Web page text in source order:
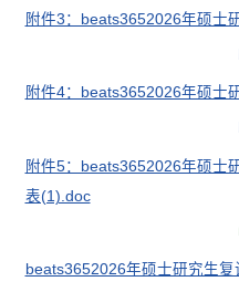
附件3：beats3652026年硕士
附件4：beats3652026年硕士
附件5：beats3652026年硕士
表(1).doc
beats3652026年硕士研究生